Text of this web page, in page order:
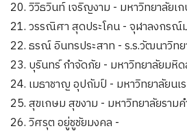
วิวิธวินท์ เจริญงาม - มหาวิทยาลัยเ
วรรณิศา สุดประโคน - จุฬาลงกรณ์
ธรณ์ อินทรประสาท - ร.ร.วัฒนาวิท
บุรินทร์ กำจัดภัย - มหาวิทยาลัยมหิ
เมธาชาญ อุปถัมป์ - มหาวิทยาลัยนเ
สุขเกษม สุขงาม - มหาวิทยาลัยราม
วิศรุต อยู่ชูชัยมงคล -